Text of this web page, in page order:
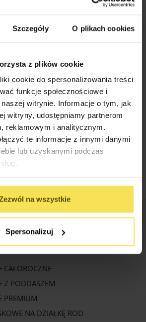
Szczegóły O plikach cookies
z plików cookie
cookie do spersonalizowania treści
funkcje społecznościowe i
witrynie. Informacje o tym, jak
witryny, udostępniamy partnerom
reklamowym i analitycznym.
te informacje z innymi danymi
lub uzyskanymi podczas
na wszystkie
Spersonalizuj
CAŁOROCZNE
Z PODDASZEM
PREMIUM
NA DZIAŁKĘ ROD